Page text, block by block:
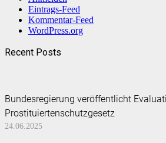
Eintrags-Feed
Kommentar-Feed
WordPress.org
Recent Posts
Bundesregierung veröffentlicht
Prostituiertenschutzgesetz
24.06.2025